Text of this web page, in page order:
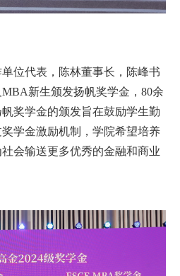
位代表，陈林董事长，陈峰书
MBA新生颁发扬帆奖学金， 80余
奖学金的颁发旨在鼓励学生勤
学金激励机制，学院希望培养
会输送更多优秀的金融和商业